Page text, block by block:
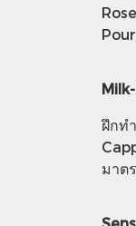
ฝึกท
มาต